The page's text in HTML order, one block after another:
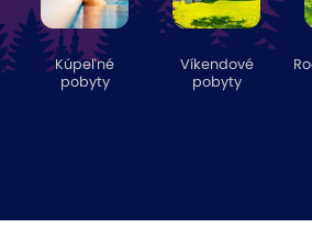
Kúpeľné
pobyty
Víkendové
pobyty